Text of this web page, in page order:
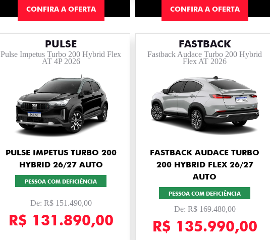
CONFIRA A OFERTA CONFIRA A OFERTA
PULSE
Pulse Impetus Turbo 200 Hybrid Flex
AT 4P 2026
PULSE IMPETUS TURBO 200
HYBRID 26/27 AUTO
PESSOA COM DEFICIÊNCIA
De: R$ 151.490,00
R$ 131.890,00
FASTBACK
Fastback Audace Turbo 200 Hybrid
Flex AT 2026
FASTBACK AUDACE TURBO
200 HYBRID FLEX 26/27
AUTO
PESSOA COM DEFICIÊNCIA
De: R$ 169.480,00
R$ 135.990,00